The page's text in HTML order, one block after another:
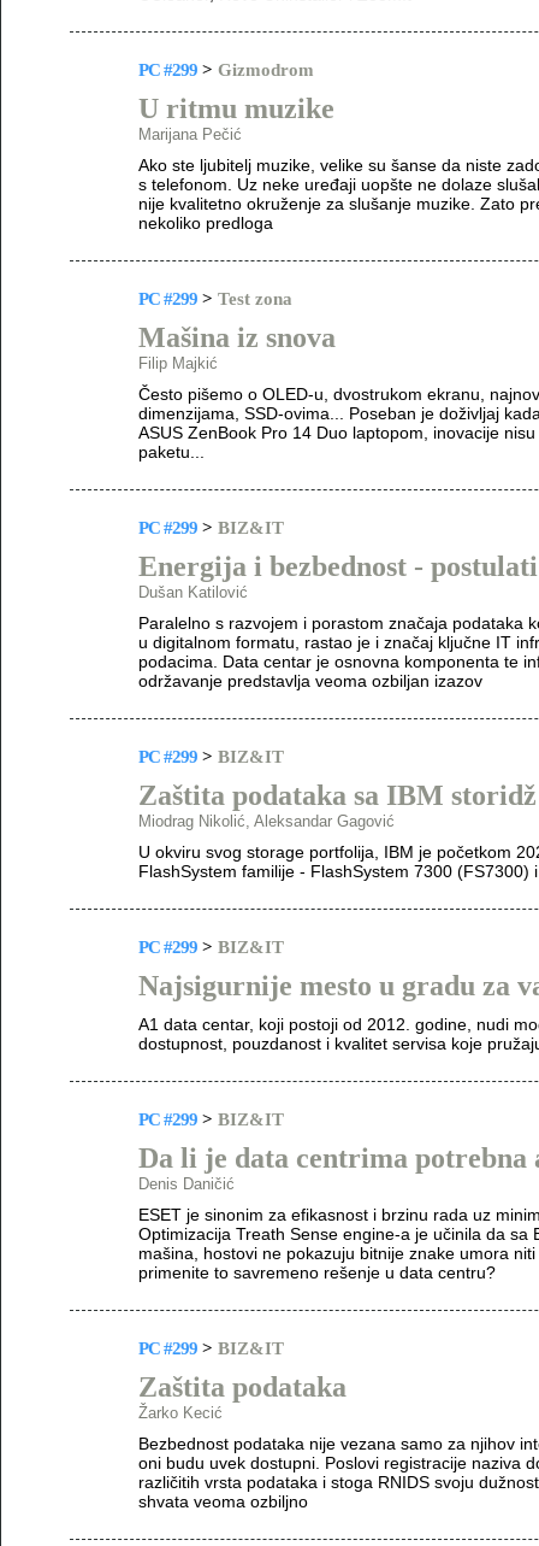
PC #299 > Gizmodrom
U ritmu muzike
Marijana Pečić
Ako ste ljubitelj muzike, velike su šanse da niste
s telefonom. Uz neke uređaji uopšte ne dolaze
nije kvalitetno okruženje za slušanje muzike. Zato
nekoliko predloga
PC #299 > Test zona
Mašina iz snova
Filip Majkić
Često pišemo o OLED-u, dvostrukom ekranu,
dimenzijama, SSD-ovima... Poseban je doživljaj
ASUS ZenBook Pro 14 Duo laptopom, inovacije
paketu...
PC #299 > BIZ&IT
Energija i bezbednost -
Dušan Katilović
Paralelno s razvojem i porastom značaja podataka
u digitalnom formatu, rastao je i značaj ključne IT
podacima. Data centar je osnovna komponenta te
održavanje predstavlja veoma ozbiljan izazov
PC #299 > BIZ&IT
Zaštita podataka sa IBM
Miodrag Nikolić, Aleksandar Gagović
U okviru svog storage portfolija, IBM je početkom
FlashSystem familije - FlashSystem 7300 (FS7300)
PC #299 > BIZ&IT
Najsigurnije mesto u gradu za
A1 data centar, koji postoji od 2012. godine, nudi
dostupnost, pouzdanost i kvalitet servisa koje
PC #299 > BIZ&IT
Da li je data centrima potrebna
Denis Daničić
ESET je sinonim za efikasnost i brzinu rada uz
Optimizacija Treath Sense engine-a je učinila da sa
mašina, hostovi ne pokazuju bitnije znake umora
primenite to savremeno rešenje u data centru?
PC #299 > BIZ&IT
Zaštita podataka
Žarko Kecić
Bezbednost podataka nije vezana samo za njihov
oni budu uvek dostupni. Poslovi registracije naziva
različitih vrsta podataka i stoga RNIDS svoju
shvata veoma ozbiljno